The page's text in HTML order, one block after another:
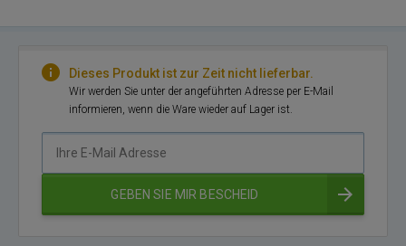
Dieses Produkt ist zur Zeit nicht lieferbar.
Wir werden Sie unter der angeführten Adresse per E-Mail
informieren, wenn die Ware wieder auf Lager ist.
GEBEN SIE MIR BESCHEID